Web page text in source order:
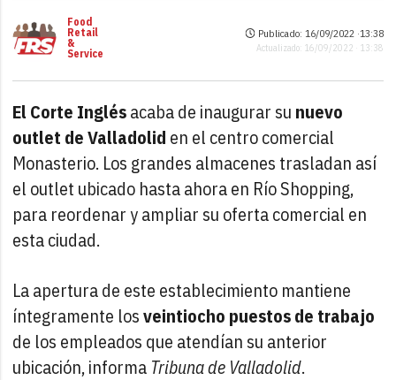
Food
Retail
&
Service
Publicado: 16/09/2022 ·13:38
Actualizado: 16/09/2022 · 13:38
El Corte Inglésacaba de inaugurar su nuevo
outlet de Valladolid en el centro comercial
Monasterio. Los grandes almacenes trasladan así
el outlet ubicado hasta ahora en Río Shopping,
para reordenar y ampliar su oferta comercial en
esta ciudad.
La apertura de este establecimiento mantiene
íntegramente losveintiocho puestos de trabajo
de los empleados que atendían su anterior
ubicación, informa Tribuna de Valladolid.